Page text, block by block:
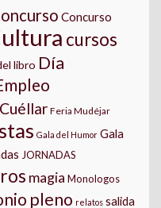
Concurso
cursos
libro Día
Feria Mudéjar
Gala del Humor Gala
JORNADAS
magia Monologos
pleno relatos salida